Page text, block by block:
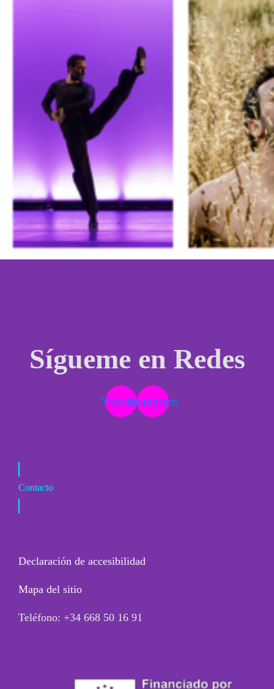
Sígueme en Redes
YoutubeInstagram
Contacto
Declaración de accesibilidad
Mapa del sitio
Teléfono: +34 668 50 16 91